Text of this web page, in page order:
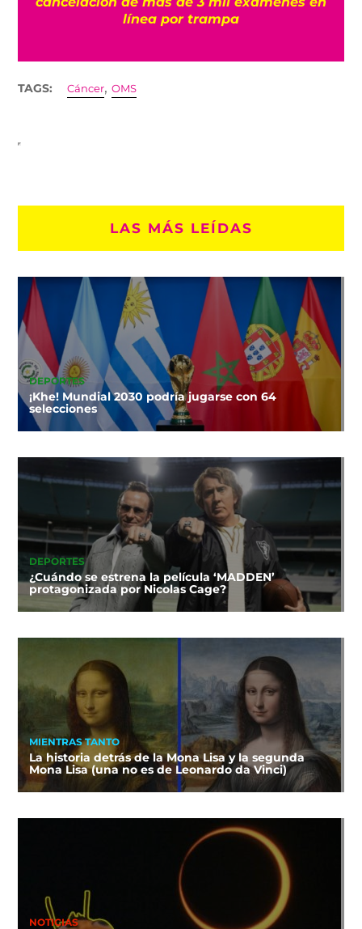
línea por trampa
TAGS: Cáncer,OMS
LAS MÁS LEÍDAS
DEPORTES
¡Khe! Mundial 2030 podría jugarse con 64
selecciones
DEPORTES
¿Cuándo se estrena la película ‘MADDEN’
protagonizada por Nicolas Cage?
MIENTRAS TANTO
La historia detrás de la Mona Lisa y la segunda
Mona Lisa (una no es de Leonardo da Vinci)
NOTICIAS